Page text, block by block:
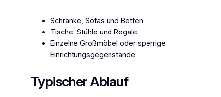
Schränke, Sofas und Betten
Tische, Stühle und Regale
Einzelne Großmöbel oder sperrige
Einrichtungsgegenstände
Typischer Ablauf